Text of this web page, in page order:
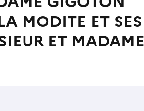
MODITE ET SES
ET MADAME